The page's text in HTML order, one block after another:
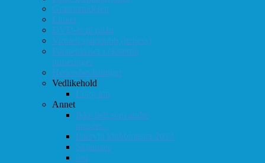
Grasrotandelen
Linker
DVD-er til utlån
Virtuell sjakklubb (lichess)
Førsteplasser i eksterne
turneringer
Hedersbevisninger
Vedlikehold
Logg inn
Annet
Ikke helt som andre
muséer...
Intervju klubbmester 2013
Skjemaer
test